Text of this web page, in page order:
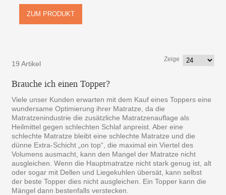
ZUM PRODUKT
19 Artikel
Zeige
Brauche ich einen Topper?
Viele unser Kunden erwarten mit dem Kauf eines Toppers eine
wundersame Optimierung ihrer Matratze, da die
Matratzenindustrie die zusätzliche Matratzenauflage als
Heilmittel gegen schlechten Schlaf anpreist. Aber eine
schlechte Matratze bleibt eine schlechte Matratze und die
dünne Extra-Schicht „on top“, die maximal ein Viertel des
Volumens ausmacht, kann den Mangel der Matratze nicht
ausgleichen. Wenn die Hauptmatratze nicht stark genug ist, alt
oder sogar mit Dellen und Liegekuhlen übersät, kann selbst
der beste Topper dies nicht ausgleichen. Ein Topper kann die
Mängel dann bestenfalls verstecken.